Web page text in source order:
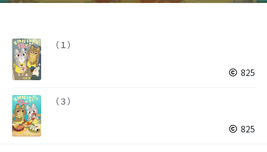
（１）
825
（３）
825